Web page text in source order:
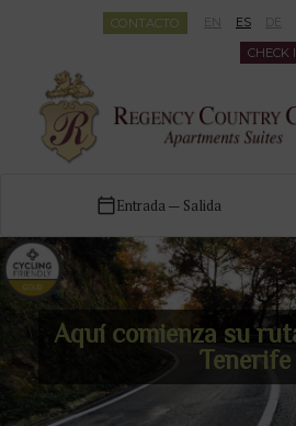
EN ES DE
CONTACTO
CHECK
Entrada — Salida
Aquí comienza su
Tenerife